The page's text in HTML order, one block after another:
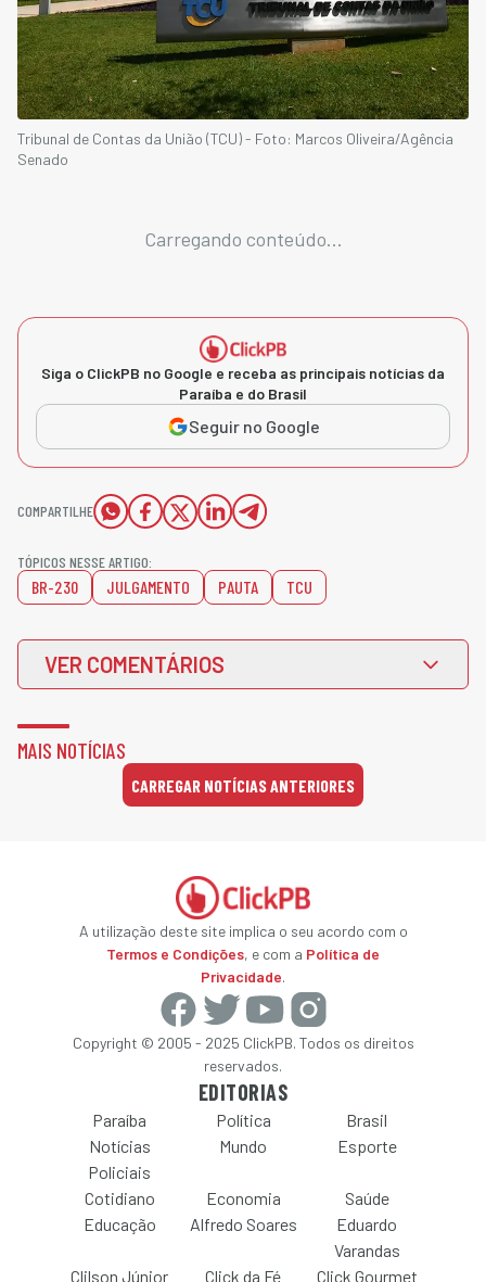
Tribunal de Contas da União (TCU) - Foto: Marcos Oliveira/Agência
Senado
Carregando conteúdo...
Siga o ClickPB no Google e receba as principais notícias da
Paraíba e do Brasil
Seguir no Google
COMPARTILHE
TÓPICOS NESSE ARTIGO:
BR-230 JULGAMENTO PAUTA TCU
VER COMENTÁRIOS
MAIS NOTÍCIAS
CARREGAR NOTÍCIAS ANTERIORES
A utilização deste site implica o seu acordo com o
Termos e Condições, e com a Política de
Privacidade.
Copyright © 2005 - 2025 ClickPB. Todos os direitos
reservados.
EDITORIAS
Paraíba Política
Brasil
Notícias
Policiais
Mundo Esporte
Cotidiano Economia
Saúde
Educação
Alfredo Soares
Eduardo
Varandas
Clilson Júnior
Click da Fé Click Gourmet